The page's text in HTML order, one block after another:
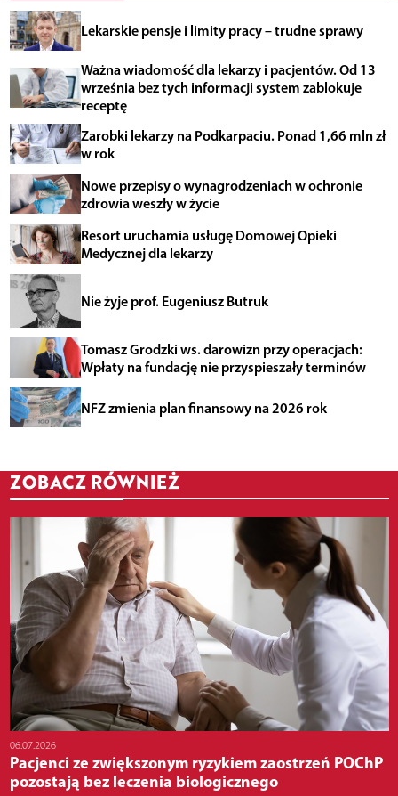
Lekarskie pensje i limity pracy – trudne sprawy
Ważna wiadomość dla lekarzy i pacjentów. Od 13
września bez tych informacji system zablokuje
receptę
Zarobki lekarzy na Podkarpaciu. Ponad 1,66 mln zł
w rok
Nowe przepisy o wynagrodzeniach w ochronie
zdrowia weszły w życie
Resort uruchamia usługę Domowej Opieki
Medycznej dla lekarzy
Nie żyje prof. Eugeniusz Butruk
Tomasz Grodzki ws. darowizn przy operacjach:
Wpłaty na fundację nie przyspieszały terminów
NFZ zmienia plan finansowy na 2026 rok
ZOBACZ RÓWNIEŻ
06.07.2026
Pacjenci ze zwiększonym ryzykiem zaostrzeń POChP
pozostają bez leczenia biologicznego